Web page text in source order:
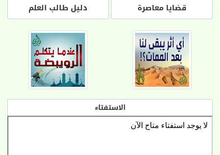
قضايا معاصرة دليل طالب العلم
الاستفتاء